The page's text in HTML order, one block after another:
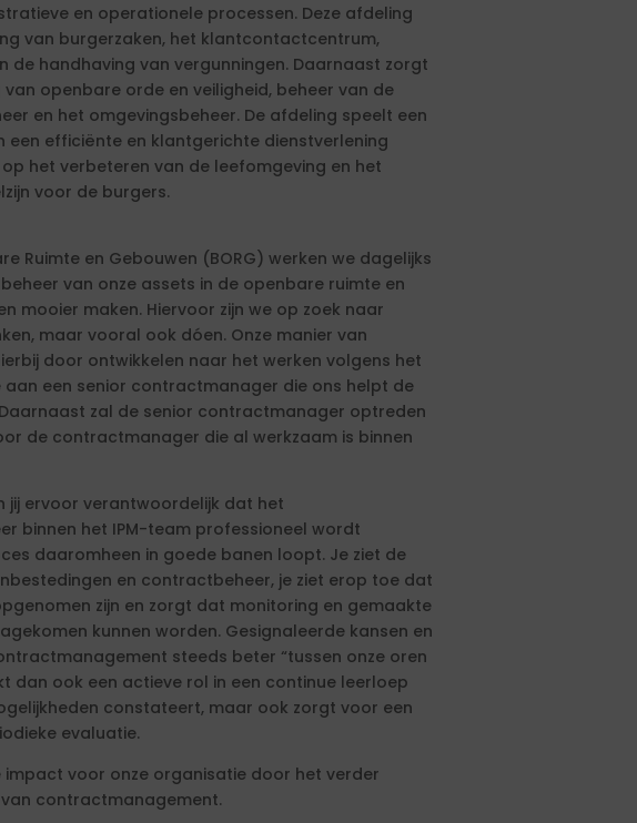
en operationele processen. Deze afdeling
van burgerzaken, het klantcontactcentrum,
de handhaving van vergunningen. Daarnaast zorgt
openbare orde en veiligheid, beheer van de
en het omgevingsbeheer. De afdeling speelt een
efficiënte en klantgerichte dienstverlening
het verbeteren van de leefomgeving en het
voor de burgers.
Ruimte en Gebouwen (BORG) werken we dagelijks
van onze assets in de openbare ruimte en
mooier maken. Hiervoor zijn we op zoek naar
maar vooral ook dóen. Onze manier van
door ontwikkelen naar het werken volgens het
aan een senior contractmanager die ons helpt de
zal de senior contractmanager optreden
de contractmanager die al werkzaam is binnen
ervoor verantwoordelijk dat het
binnen het IPM-team professioneel wordt
daaromheen in goede banen loopt. Je ziet de
en contractbeheer, je ziet erop toe dat
zijn en zorgt dat monitoring en gemaakte
kunnen worden. Gesignaleerde kansen en
steeds beter “tussen onze oren
dan ook een actieve rol in een continue leerloep
constateert, maar ook zorgt voor een
evaluatie.
impact voor onze organisatie door het verder
contractmanagement.